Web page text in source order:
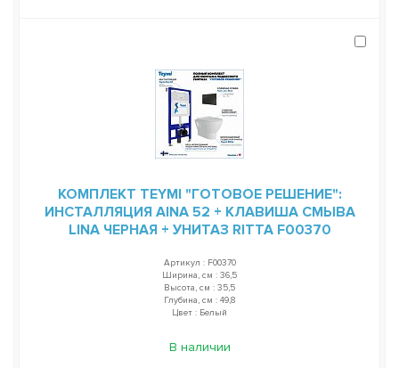
КОМПЛЕКТ TEYMI "ГОТОВОЕ РЕШЕНИЕ":
ИНСТАЛЛЯЦИЯ AINA 52 + КЛАВИША СМЫВА
LINA ЧЕРНАЯ + УНИТАЗ RITTA F00370
Артикул : F00370
Ширина, см : 36,5
Высота, см : 35,5
Глубина, см : 49,8
Цвет : Белый
В наличии